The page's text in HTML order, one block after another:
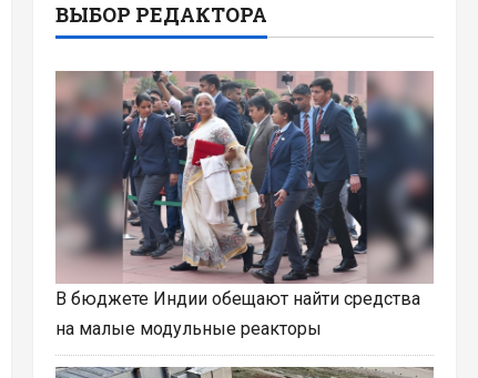
ВЫБОР РЕДАКТОРА
В бюджете Индии обещают найти средства
на малые модульные реакторы